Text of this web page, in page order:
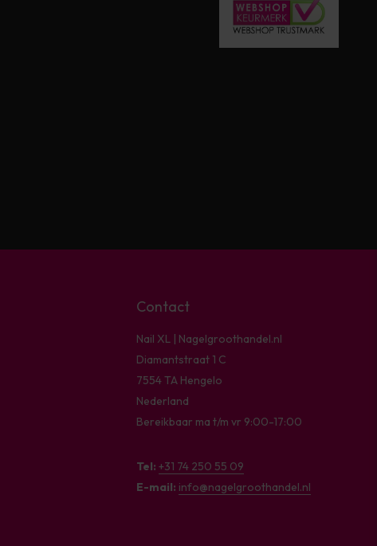
Contact
Nail XL | Nagelgroothandel.nl
Diamantstraat 1 C
7554 TA Hengelo
Nederland
Bereikbaar ma t/m vr 9:00-17:00
Tel: +31 74 250 55 09
E-mail: info@nagelgroothandel.nl